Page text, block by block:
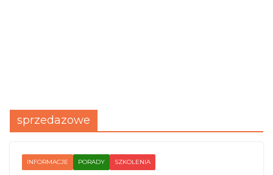
sprzedazowe
INFORMACJE PORADY SZKOLENIA